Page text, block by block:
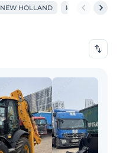
NEW HOLLAND KOMATSU